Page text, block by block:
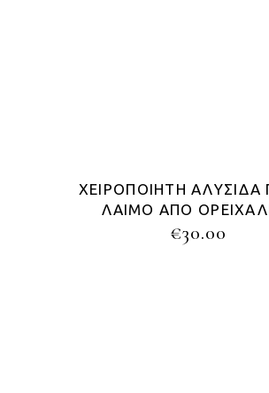
ΧΕΙΡΟΠΟΊΗΤΗ ΑΛΥΣΊΔΑ
ΛΑΙΜΌ ΑΠΌ
€30.00